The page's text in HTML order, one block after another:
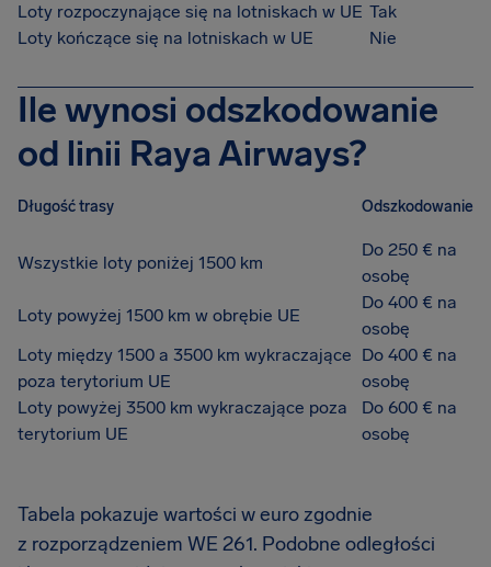
Loty rozpoczynające się na lotniskach w UE Tak
Loty kończące się na lotniskach w UE
Nie
Ile wynosi odszkodowanie
od linii Raya Airways?
Długość trasy Odszkodowanie
Wszystkie loty poniżej 1500 km
Do 250 € na
osobę
Loty powyżej 1500 km w obrębie UE
Do 400 € na
osobę
Loty między 1500 a 3500 km wykraczające
poza terytorium UE
Do 400 € na
osobę
Loty powyżej 3500 km wykraczające poza
terytorium UE
Do 600 € na
osobę
Tabela pokazuje wartości w euro zgodnie
z rozporządzeniem WE 261. Podobne odległości